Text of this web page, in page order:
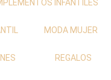
INFANTILES
MODA MUJER
REGALOS